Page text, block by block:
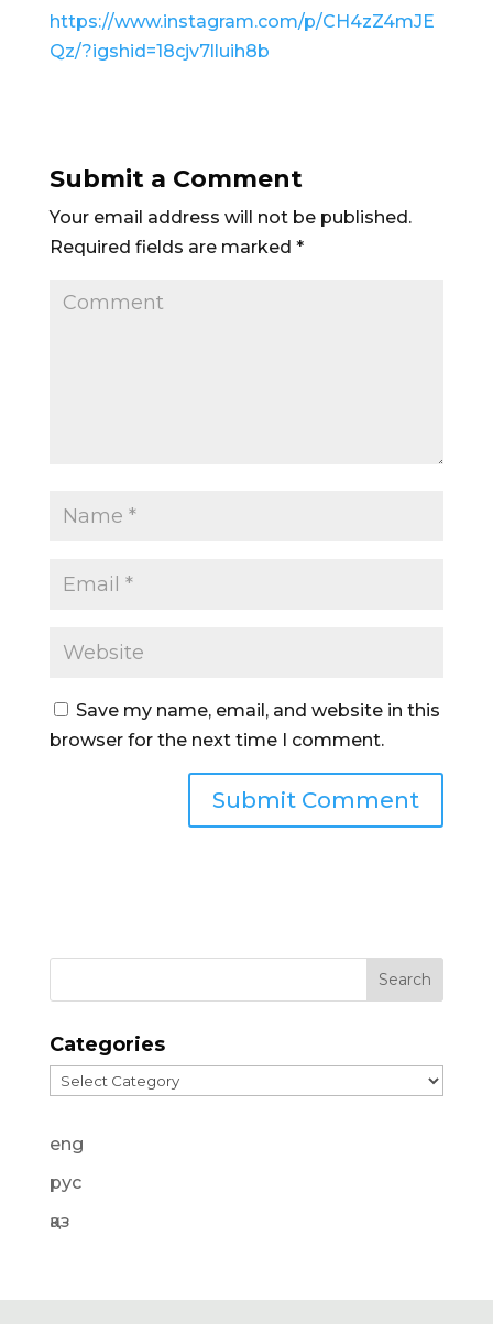
https://www.instagram.com/p/CH4zZ4mJE
Qz/?igshid=18cjv7lluih8b
Submit a Comment
Your email address will not be published.
Required fields are marked *
Save my name, email, and website in this
browser for the next time I comment.
Categories
Categories
eng
рус
қаз